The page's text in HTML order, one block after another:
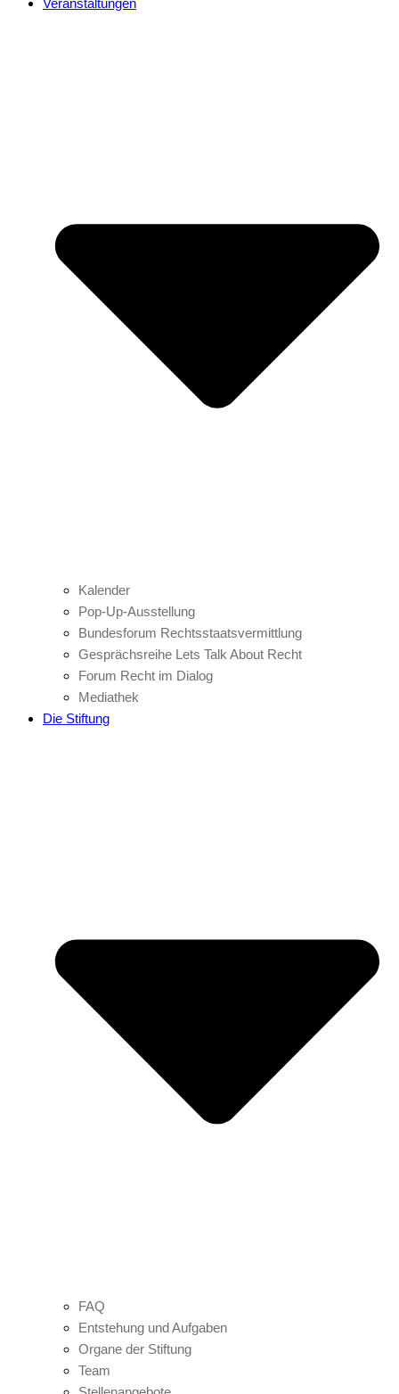
Veranstaltungen
Kalender
Pop-Up-Ausstellung
Bundesforum Rechtsstaatsvermittlung
Gesprächsreihe Lets Talk About Recht
Forum Recht im Dialog
Mediathek
Die Stiftung
FAQ
Entstehung und Aufgaben
Organe der Stiftung
Team